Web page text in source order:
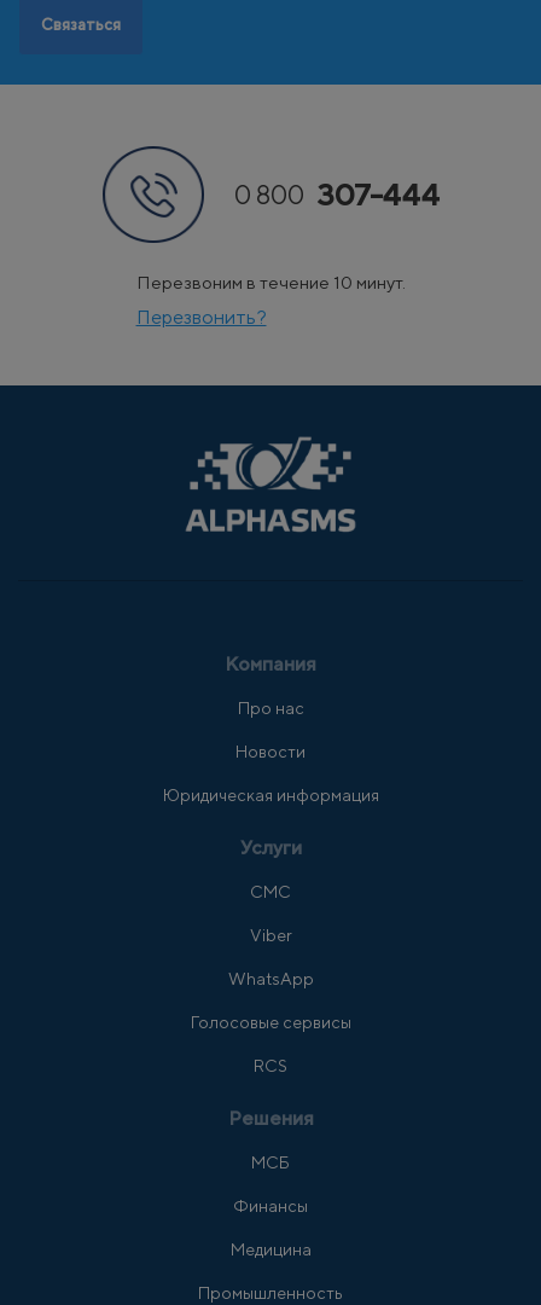
Связаться
0 800 307-444
Перезвоним в течение 10 минут.
Перезвонить?
Компания
Про нас
Новости
Юридическая информация
Услуги
СМС
Viber
WhatsApp
Голосовые сервисы
RCS
Решения
МСБ
Финансы
Медицина
Промышленность